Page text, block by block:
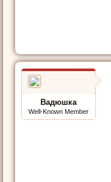
Вадюшка
Well-Known Member